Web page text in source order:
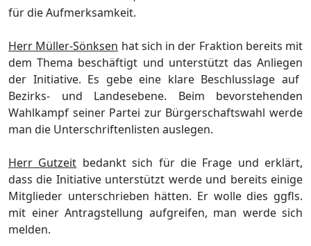
für die Aufmerksamkeit.
Herr Müller-Sönksen hat sich in der Fraktion bereits mit
dem Thema beschäftigt und unterstützt das Anliegen
der Initiative. Es gebe eine klare Beschlusslage auf
Bezirks- und Landesebene. Beim bevorstehenden
Wahlkampf seiner Partei zur Bürgerschaftswahl werde
man die Unterschriftenlisten auslegen.
Herr Gutzeit bedankt sich für die Frage und erklärt,
dass die Initiative unterstützt werde und bereits einige
Mitglieder unterschrieben hätten. Er wolle dies ggfls.
mit einer Antragstellung aufgreifen, man werdesich
melden.